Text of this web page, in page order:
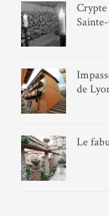
Crypte
de
Le